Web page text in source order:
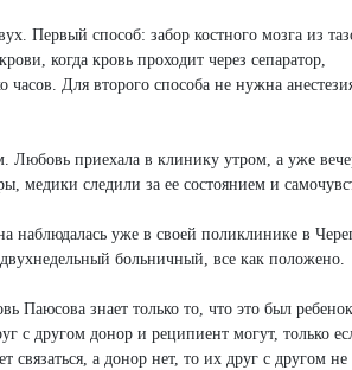
Первый способ: забор костного мозга из
когда кровь проходит через сепаратор,
часов. Для второго способа не нужна
Любовь приехала в клинику утром, а уже
медики следили за ее состоянием и
наблюдалась уже в своей поликлинике в
больничный, все как положено.
Паюсова знает только то, что это был
с другом донор и реципиент могут, только
а донор нет, то их друг с другом не